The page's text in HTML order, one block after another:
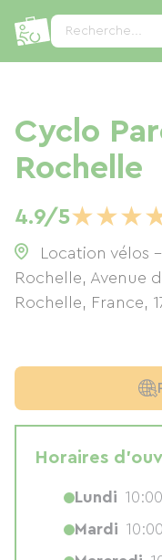
Recherche...
Cyclo
Rochelle
4.9/5★★★
Location vélos
Rochelle, Avenue
Rochelle, France,
Horaires
Lundi
Mardi
Panneau de gestion